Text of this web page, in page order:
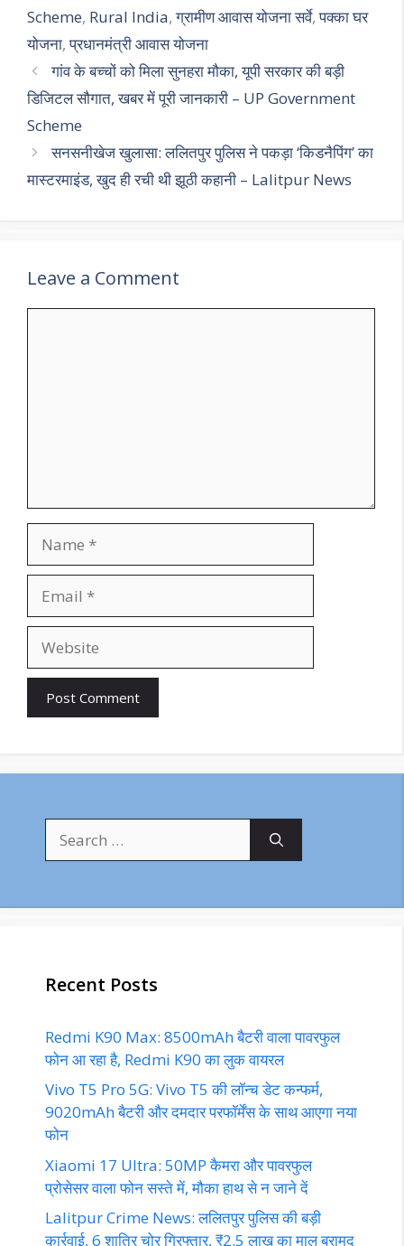
Scheme, Rural India,ग्रामीण आवास योजना सर्वे,पक्का घर
योजना,प्रधानमंत्री आवास योजना
गांव के बच्चों को मिला सुनहरा मौका, यूपी सरकार की बड़ी
डिजिटल सौगात, खबर में पूरी जानकारी – UP Government
Scheme
सनसनीखेज खुलासा: ललितपुर पुलिस ने पकड़ा ‘किडनैपिंग’ का
मास्टरमाइंड, खुद ही रची थी झूठी कहानी – Lalitpur News
Leave a Comment
for:
Recent Posts
Redmi K90 Max: 8500mAh बैटरी वाला पावरफुल
फोन आ रहा है, Redmi K90 का लुक वायरल
Vivo T5 Pro 5G: Vivo T5 की लॉन्च डेट कन्फर्म,
9020mAh बैटरी और दमदार परफॉर्मेंस के साथ आएगा नया
फोन
Xiaomi 17 Ultra: 50MP कैमरा और पावरफुल
प्रोसेसर वाला फोन सस्ते में, मौका हाथ से न जाने दें
Lalitpur Crime News: ललितपुर पुलिस की बड़ी
कार्रवाई, 6 शातिर चोर गिरफ्तार, ₹2.5 लाख का माल बरामद